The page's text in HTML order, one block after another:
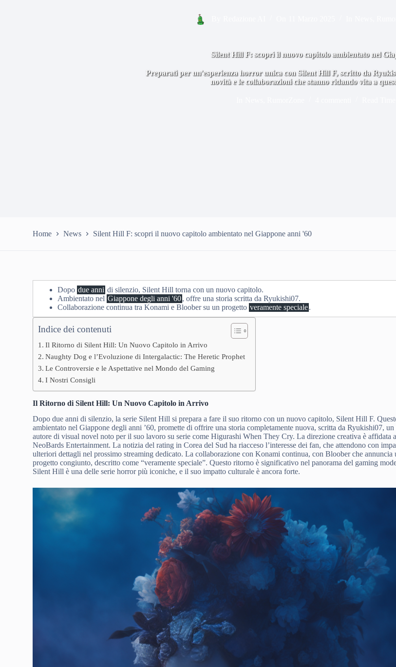
Silent Hill F: scopri il nuovo capitolo ambientato nel
Preparati per un'esperienza horror unica con Silent Hill F, scritto da
novità e le collaborazioni che stanno ridando vita a
Home News Silent Hill F: scopri il nuovo capitolo ambientato nel Giappone anni '60
Dopo due anni di silenzio, Silent Hill torna con un nuovo capitolo.
Ambientato nel Giappone degli anni '60, offre una storia scritta da Ryukishi07.
Collaborazione continua tra Konami e Bloober su un progetto veramente speciale.
Indice dei contenuti
Il Ritorno di Silent Hill: Un Nuovo Capitolo in Arrivo
Naughty Dog e l’Evoluzione di Intergalactic: The Heretic Prophet
Le Controversie e le Aspettative nel Mondo del Gaming
I Nostri Consigli
Il Ritorno di Silent Hill: Un Nuovo Capitolo in Arrivo
Dopo due anni di silenzio, la serie Silent Hill si prepara a fare il suo ritorno con un nuovo capitolo, Silent Hill F.
ambientato nel Giappone degli anni ’60, promette di offrire una storia completamente nuova, scritta da Ryukishi07,
autore di visual novel noto per il suo lavoro su serie come Higurashi When They Cry. La direzione creativa è affidata
NeoBards Entertainment. La notizia del rating in Corea del Sud ha riacceso l’interesse dei fan, che attendono con
ulteriori dettagli nel prossimo streaming dedicato. La collaborazione con Konami continua, con Bloober che annuncia
progetto congiunto, descritto come “veramente speciale”. Questo ritorno è significativo nel panorama del gaming
Silent Hill è una delle serie horror più iconiche, e il suo impatto culturale è ancora forte.